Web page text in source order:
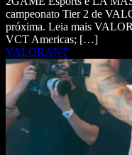
campeonato Tier 2 de
próxima. Leia mais
VCT Americas; […]
VALORANT